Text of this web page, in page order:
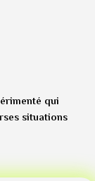
qui
situations